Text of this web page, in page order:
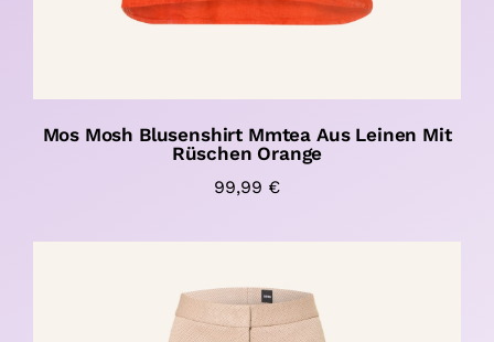
Mos Mosh Blusenshirt Mmtea Aus Leinen Mit
Rüschen Orange
99,99 €